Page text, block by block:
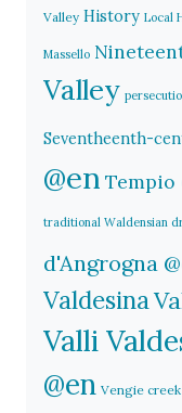
Valley History Local
Massello
Valley
Seventheenth-
@en Tempio
traditional Waldensian
d'Angrogna
Valdesina
Valli
@en Vengie creek